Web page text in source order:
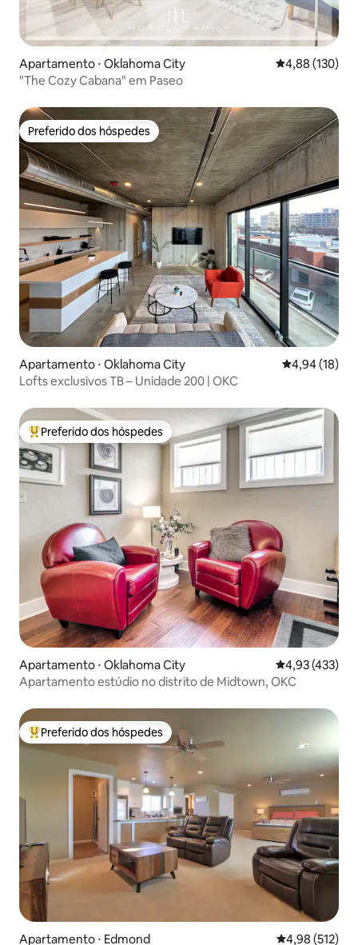
Apartamento ⋅ Oklahoma City 4,88 de uma
4,88 (130)
"The Cozy Cabana" em Paseo
Preferido dos hóspedes
Preferido dos hóspedes
Apartamento ⋅ Oklahoma City 4,94 de uma
4,94 (18)
Lofts exclusivos TB – Unidade 200 | OKC
Entre os melhores preferidos dos hóspedes
Preferido dos hóspedes
Apartamento ⋅ Oklahoma City 4,93 de uma
4,93 (433)
Apartamento estúdio no distrito de Midtown, OKC
Entre os melhores preferidos dos hóspedes
Preferido dos hóspedes
Apartamento ⋅ Edmond 4,98 de uma
4,98 (512)